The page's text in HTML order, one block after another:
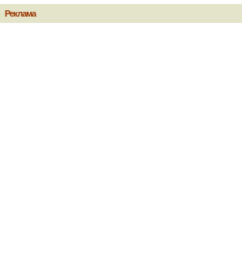
Реклама